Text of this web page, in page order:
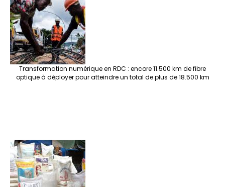
Transformation numérique en RDC : encore 11.500 km de fibre
optique à déployer pour atteindre un total de plus de 18.500 km